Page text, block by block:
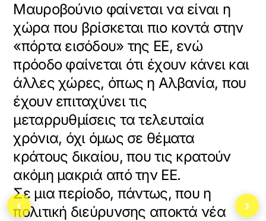
Μαυροβούνιο φαίνεται να είναι η
χώρα που βρίσκεται πιο κοντά στην
«πόρτα εισόδου» της ΕΕ, ενώ
πρόοδο φαίνεται ότι έχουν κάνει και
άλλες χώρες, όπως η Αλβανία, που
έχουν επιταχύνει τις
μεταρρυθμίσεις τα τελευταία
χρόνια, όχι όμως σε θέματα
κράτους δικαίου, που τις κρατούν
ακόμη μακριά από την ΕΕ.
Σε μια περίοδο, πάντως, που η
πολιτική διεύρυνσης αποκτά νέα
‹ ›